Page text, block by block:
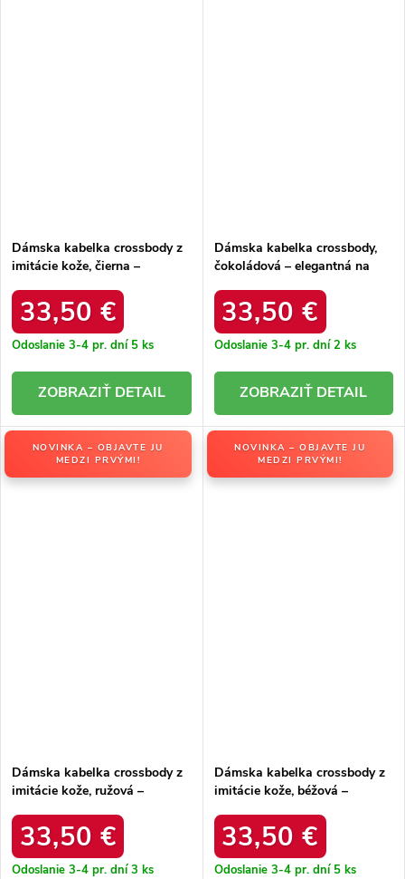
Dámska kabelka crossbody z
imitácie kože, čierna –
/ F9945 NOIR
33,50 €
Odoslanie 3-4 pr. dní 5 ks
DETAIL
Dámska kabelka crossbody,
čokoládová – elegantná na
CHOCOLAT
33,50 €
Odoslanie 3-4 pr. dní2 ks
DETAIL
NOVINKA – OBJAVTE JU
MEDZI PRVÝMI!
Dámska kabelka crossbody z
imitácie kože, ružová –
/ F9945 ROSE
33,50 €
Odoslanie 3-4 pr. dní3 ks
NOVINKA – OBJAVTE JU
MEDZI PRVÝMI!
Dámska kabelka crossbody z
imitácie kože, béžová –
/ F9945 BEIGE
33,50 €
Odoslanie 3-4 pr. dní 5 ks